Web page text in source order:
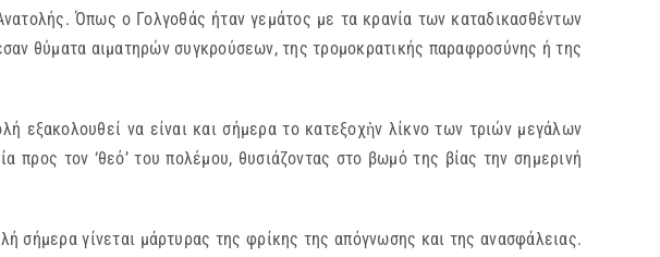
Όπως ο Γολγοθάς ήταν γεμάτος με τα κρανία των καταδικασθέντων
θύματα αιματηρών συγκρούσεων, της τρομοκρατικής παραφροσύνης ή της
εξακολουθεί να είναι και σήμερα το κατεξοχὴν λίκνο των τριών μεγάλων
τον ‘θεό’ του πολέμου, θυσιάζοντας στο βωμό της βίας την σημερινή
σήμερα γίνεται μάρτυρας της φρίκης της απόγνωσης και της ανασφάλειας.